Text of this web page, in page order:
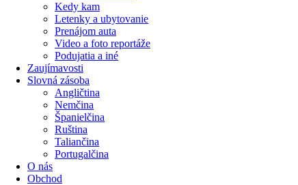
Kedy kam
Letenky a ubytovanie
Prenájom auta
Video a foto reportáže
Podujatia a iné
Zaujímavosti
Slovná zásoba
Angličtina
Nemčina
Španielčina
Ruština
Taliančina
Portugalčina
O nás
Obchod